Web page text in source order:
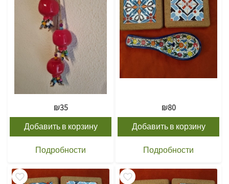
₪35
Добавить в корзину
Подробности
₪80
Добавить в корзину
Подробности